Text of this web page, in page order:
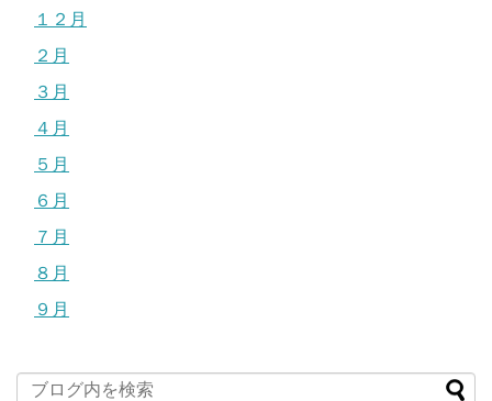
１２月
２月
３月
４月
５月
６月
７月
８月
９月